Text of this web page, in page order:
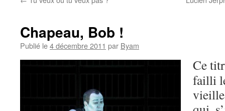
Chapeau, Bob !
Publié le4 décembre 2011 par Byam
Ce
failli